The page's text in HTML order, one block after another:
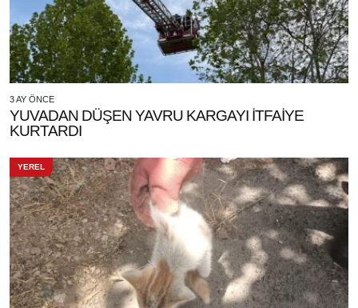
3 AY ÖNCE
YUVADAN DÜŞEN YAVRU KARGAYI İTFAİYE
KURTARDI
YEREL